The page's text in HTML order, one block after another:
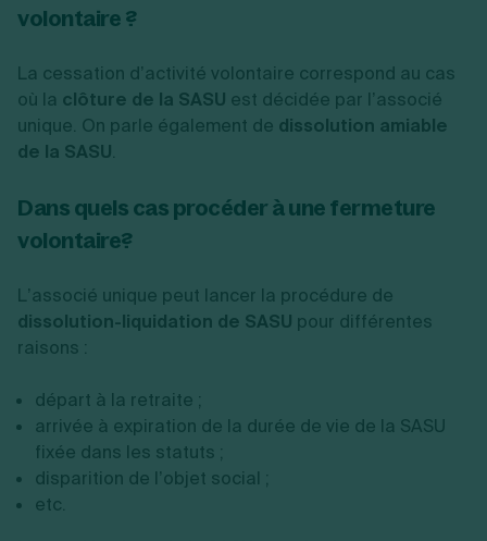
volontaire ?
La cessation d’activité volontaire correspond au cas
où la clôture de la SASU est décidée par l’associé
unique. On parle également de dissolution amiable
de la SASU.
Dans quels cas procéder à une fermeture
volontaire?
L’associé unique peut lancer la procédure de
dissolution-liquidation de SASU pour différentes
raisons :
départ à la retraite ;
arrivée à expiration de la durée de vie de la SASU
fixée dans les statuts ;
disparition de l’objet social ;
etc.